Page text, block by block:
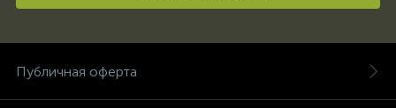
Публичная оферта